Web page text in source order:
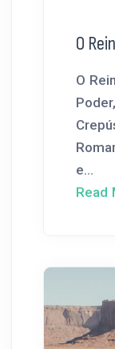
O
O
e...
Read